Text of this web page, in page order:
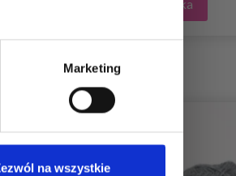
Marketing
na wszystkie
Dodaj do koszyka